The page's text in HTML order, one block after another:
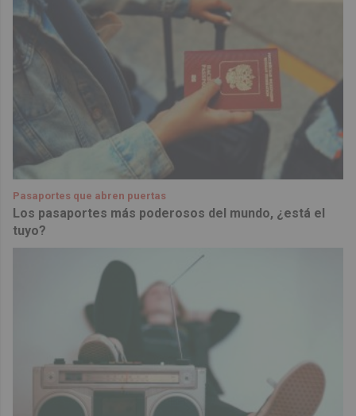
Pasaportes que abren puertas
Los pasaportes más poderosos del mundo, ¿está el
tuyo?